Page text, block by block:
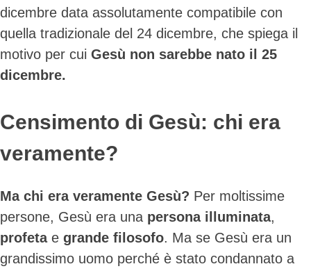
dicembre data assolutamente compatibile con
quella tradizionale del 24 dicembre, che spiega il
motivo per cui Gesù non sarebbe nato il 25
dicembre.
Censimento di Gesù: chi era
veramente?
Ma chi era veramente Gesù? Per moltissime
persone, Gesù era una persona illuminata,
profetae grande filosofo. Ma se Gesù era un
grandissimo uomo perché è stato condannato a